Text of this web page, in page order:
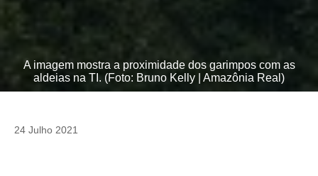
A imagem mostra a proximidade dos garimpos com as
aldeias na TI. (Foto: Bruno Kelly | Amazônia Real)
24 Julho 2021